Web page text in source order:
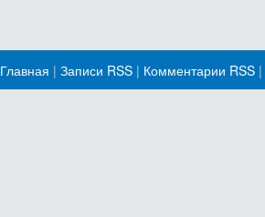
Главная | Записи RSS | Комментарии RSS |